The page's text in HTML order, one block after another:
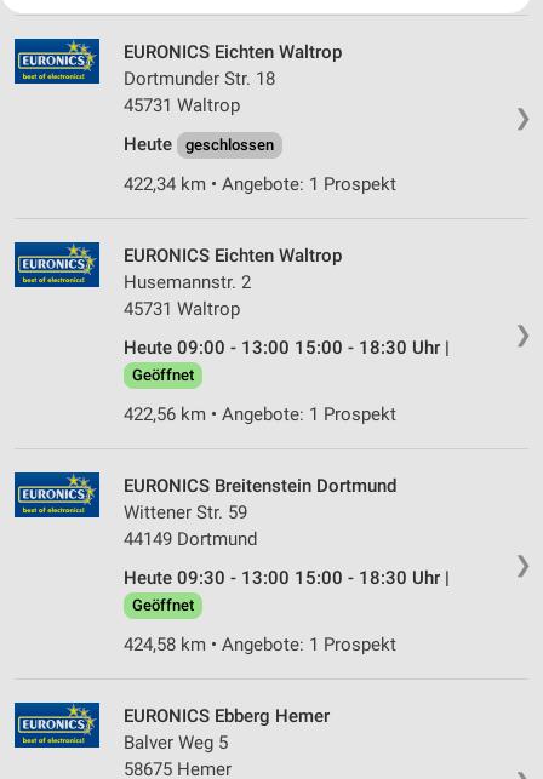
❯
EURONICS Eichten Waltrop
Dortmunder Str. 18
45731 Waltrop
Heute
geschlossen
422,34 km • Angebote: 1 Prospekt
❯
EURONICS Eichten Waltrop
Husemannstr. 2
45731 Waltrop
Heute 09:00 - 13:00 15:00 - 18:30 Uhr |
Geöffnet
422,56 km • Angebote: 1 Prospekt
❯
EURONICS Breitenstein Dortmund
Wittener Str. 59
44149 Dortmund
Heute 09:30 - 13:00 15:00 - 18:30 Uhr |
Geöffnet
424,58 km • Angebote: 1 Prospekt
EURONICS Ebberg Hemer
Balver Weg 5
58675 Hemer
Website/App.
Partnerliste anzeigen (1 IAB-Anbieter)
Wir nutzen Ihre Daten für folgende Zwecke:
IAB-Verarbeitungszwecke:
Speichern von oder Zugriff auf Informationen
Werbeanzeigen
Erstellung von Profilen für personalisierte
Verwendung von Profilen zur Auswahl
personalisierter Werbung
Erstellung von Profilen zur Personalisierung
Verwendung von Profilen zur Auswahl
personalisierter Inhalte
Messung der Werbeleistung
Messung der Performance von Inhalten
Quellen
Entwicklung und Verbesserung der Angebote